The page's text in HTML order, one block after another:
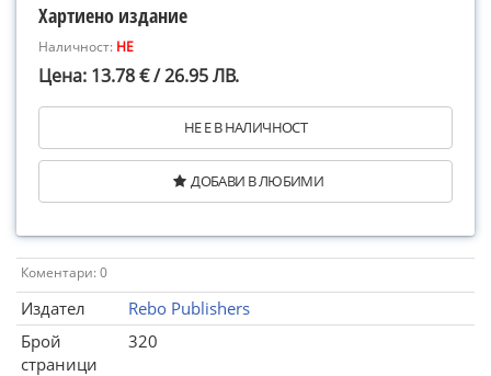
Хартиено издание
Наличност: НЕ
Цена: 13.78 € / 26.95 ЛВ.
НЕ Е В НАЛИЧНОСТ
ДОБАВИ В ЛЮБИМИ
Коментари: 0
Издател
Rebo Publishers
Брой
страници
320